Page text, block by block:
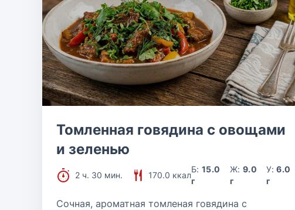
Томленная говядина с овощами
и зеленью
2 ч. 30 мин. 170.0 ккал
Б:15.0
г
Ж: 9.0
г
У:6.0
г
Сочная, ароматная томленая говядина с